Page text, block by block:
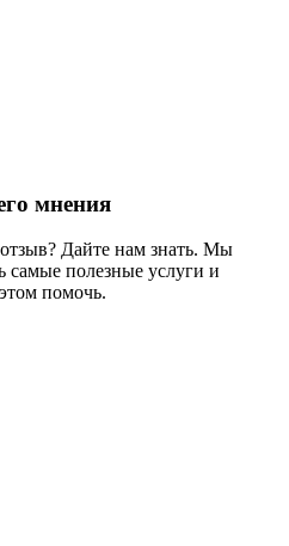
мнения
Дайте нам знать. Мы
самые полезные услуги и
помочь.